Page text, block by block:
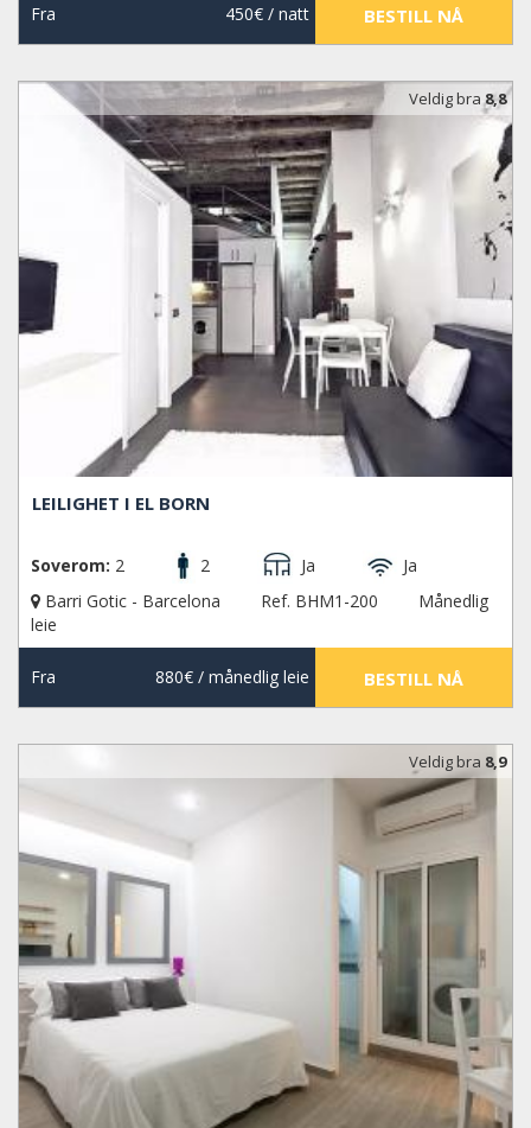
Fra 450€/ natt BESTILL NÅ
Veldig bra8,8
LEILIGHET I EL BORN
Soverom: 2 2 Ja
Ja
Barri Gotic - Barcelona
Ref. BHM1-200
Månedlig
leie
Fra 880€/ månedlig leie BESTILL NÅ
Veldig bra 8,9